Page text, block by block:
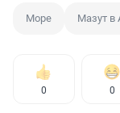
Море Мазут в
0 0